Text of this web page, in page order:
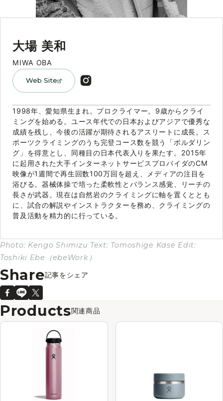
大場 美和
Web Site
1998年、愛知県生まれ。プロクライマー。9歳からクライ
ミングを始める。ユース年代での日本およびアジアで優秀な
成績を残し、今後の活躍が期待されるアスリートに成長。ス
ポーツクライミングのうち完登コース数を競う「ボルダリン
グ」を得意とし、同種目の日本代表入りを果たす。2015年
に起用された大手インターネットサービスプロバイダのCM
映像が1週間で再生回数100万回を超え、メディアの注目を
浴びる。器械体操で培った柔軟性とバランス感覚、リーチの
長さが武器。現在は自然岩のクライミングに軸を置くととも
に、試合の解説やインストラクターを務め、クライミングの
普及活動を精力的に行っている。
Photo: Kengo Shimizu Text: Tomoshige Kase Edit:
Toshiki Ebe（ebeWork）
記事をシェア
関連商品